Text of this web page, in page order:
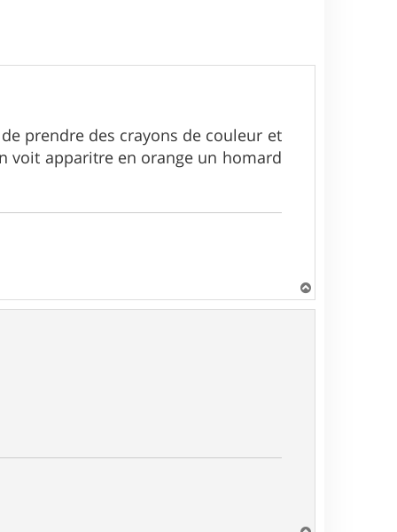
prendre des crayons de couleur et
voit apparitre en orange un homard
a